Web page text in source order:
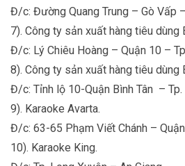
Đ/c: Đường Quang Trung – Gò Vấp
7). Công ty sản xuất hàng tiêu dùng
Đ/c: Lý Chiêu Hoàng – Quận 10 –
8). Công ty sản xuất hàng tiêu dùng
Đ/c: Tỉnh lộ 10-Quận Bình Tân – Tp.
9). Karaoke Avarta.
Đ/c: 63-65 Phạm Viết Chánh –
10). Karaoke King.